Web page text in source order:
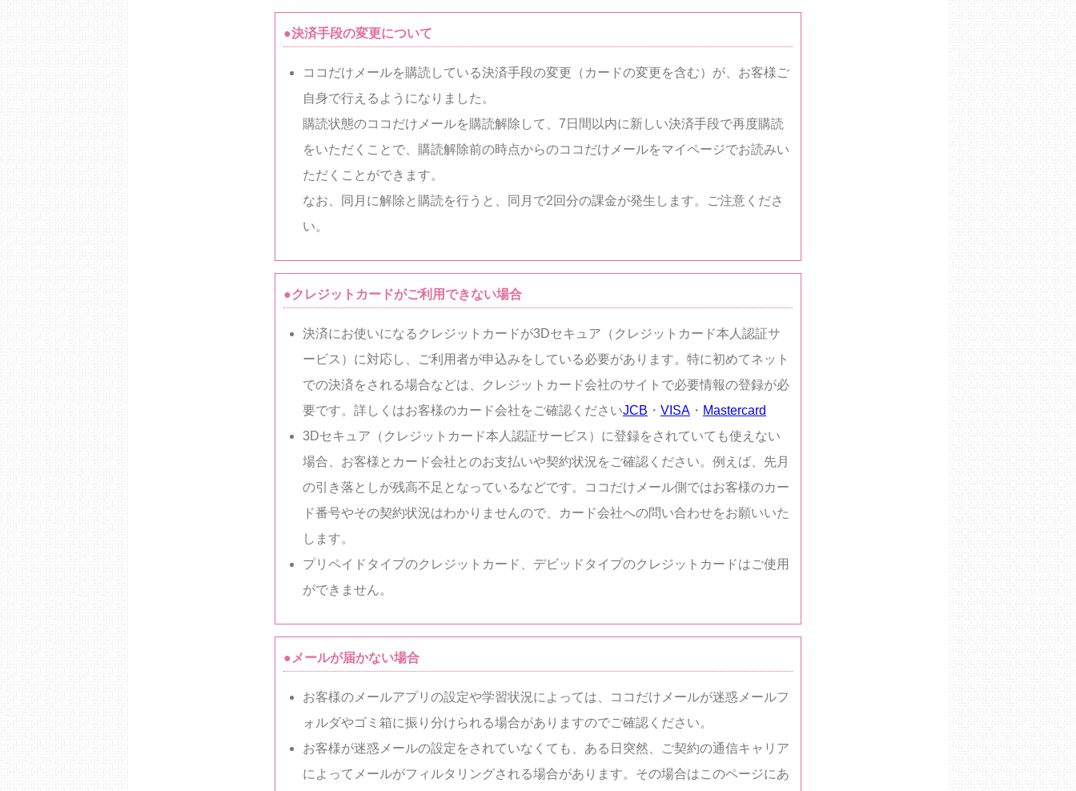
●決済手段の変更について
ココだけメールを購読している決済手段の変更（カードの変更を含む）が、お客様ご
自身で行えるようになりました。
購読状態のココだけメールを購読解除して、7日間以内に新しい決済手段で再度購読
をいただくことで、購読解除前の時点からのココだけメールをマイページでお読みい
ただくことができます。
なお、同月に解除と購読を行うと、同月で2回分の課金が発生します。ご注意くださ
い。
●クレジットカードがご利用できない場合
決済にお使いになるクレジットカードが3Dセキュア（クレジットカード本人認証サ
ービス）に対応し、ご利用者が申込みをしている必要があります。特に初めてネット
での決済をされる場合などは、クレジットカード会社のサイトで必要情報の登録が必
要です。詳しくはお客様のカード会社をご確認くださいJCB ・ VISA・ Mastercard
3Dセキュア（クレジットカード本人認証サービス）に登録をされていても使えない
場合、お客様とカード会社とのお支払いや契約状況をご確認ください。例えば、先月
の引き落としが残高不足となっているなどです。ココだけメール側ではお客様のカー
ド番号やその契約状況はわかりませんので、カード会社への問い合わせをお願いいた
します。
プリペイドタイプのクレジットカード、デビッドタイプのクレジットカードはご使用
ができません。
●メールが届かない場合
お客様のメールアプリの設定や学習状況によっては、ココだけメールが迷惑メールフ
ォルダやゴミ箱に振り分けられる場合がありますのでご確認ください。
お客様が迷惑メールの設定をされていなくても、ある日突然、ご契約の通信キャリア
によってメールがフィルタリングされる場合があります。その場合はこのページにあ